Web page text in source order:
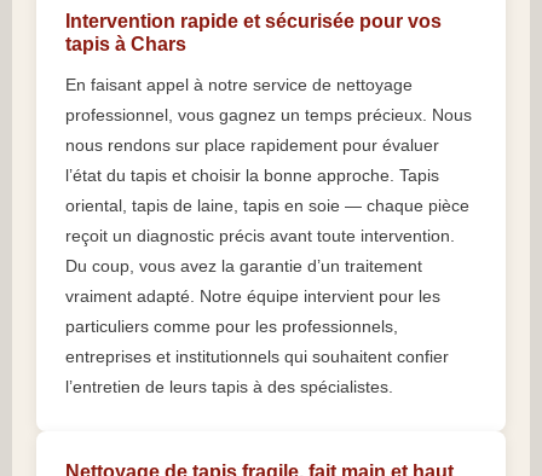
Intervention rapide et sécurisée pour vos
tapis à Chars
En faisant appel à notre service de nettoyage
professionnel, vous gagnez un temps précieux. Nous
nous rendons sur place rapidement pour évaluer
l’état du tapis et choisir la bonne approche. Tapis
oriental, tapis de laine, tapis en soie — chaque pièce
reçoit un diagnostic précis avant toute intervention.
Du coup, vous avez la garantie d’un traitement
vraiment adapté. Notre équipe intervient pour les
particuliers comme pour les professionnels,
entreprises et institutionnels qui souhaitent confier
l’entretien de leurs tapis à des spécialistes.